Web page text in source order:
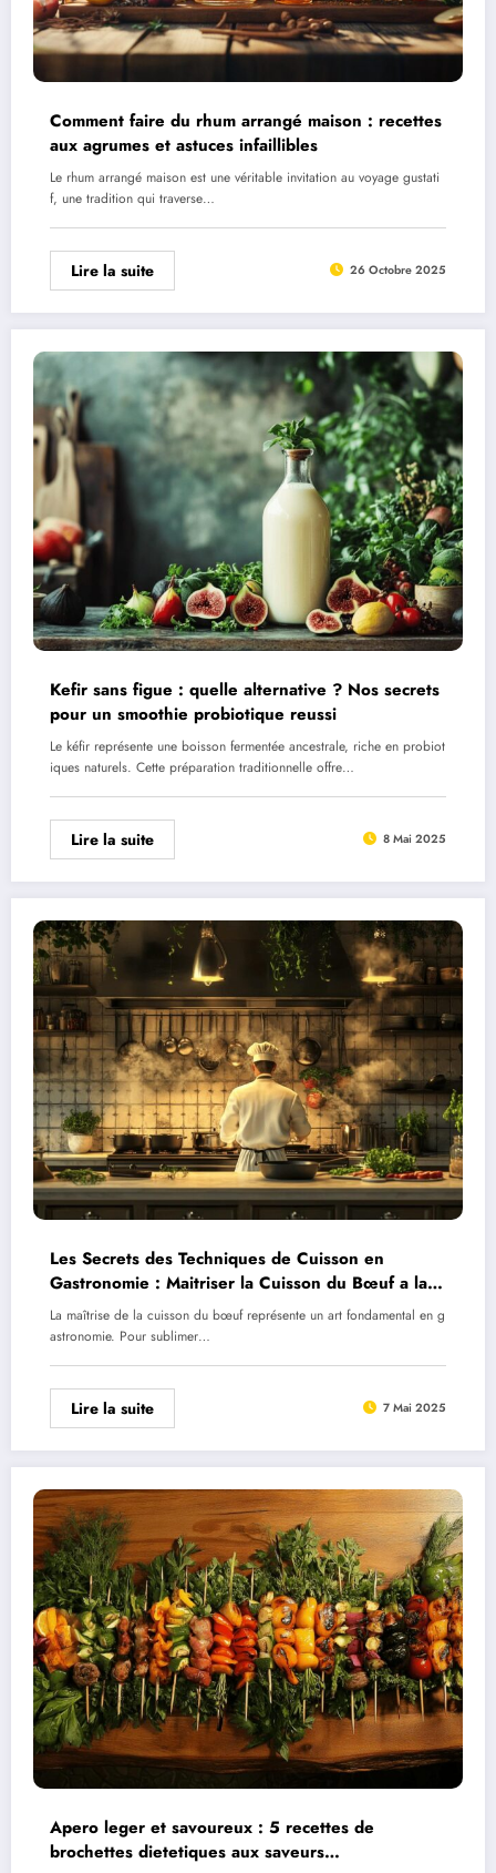
Comment faire du rhum arrangé maison : recettes
aux agrumes et astuces infaillibles
Le rhum arrangé maison est une véritable invitation au voyage gustati
f, une tradition qui traverse…
Lire la suite 26 Octobre 2025
Kefir sans figue : quelle alternative ? Nos secrets
pour un smoothie probiotique reussi
Le kéfir représente une boisson fermentée ancestrale, riche en probiot
iques naturels. Cette préparation traditionnelle offre…
Lire la suite 8 Mai 2025
Les Secrets des Techniques de Cuisson en
Gastronomie : Maitriser la Cuisson du Bœuf a la
Perfection
La maîtrise de la cuisson du bœuf représente un art fondamental en g
astronomie. Pour sublimer…
Lire la suite 7 Mai 2025
Apero leger et savoureux : 5 recettes de
brochettes dietetiques aux saveurs